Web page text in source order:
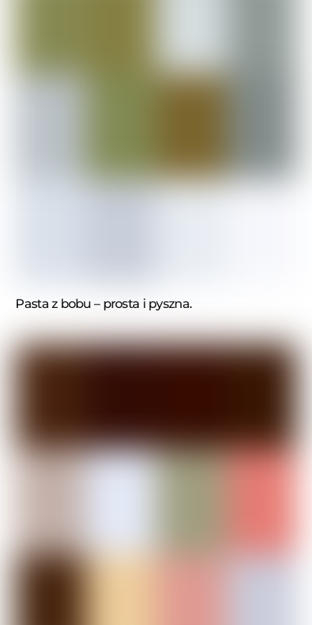
Pasta z bobu – prosta i pyszna.